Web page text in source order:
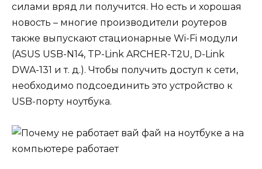
силами вряд ли получится. Но есть и хорошая
новость – многие производители роутеров
также выпускают стационарные Wi-Fi модули
(ASUS USB-N14, TP-Link ARCHER-T2U, D-Link
DWA-131 и т. д.). Чтобы получить доступ к сети,
необходимо подсоединить это устройство к
USB-порту ноутбука.